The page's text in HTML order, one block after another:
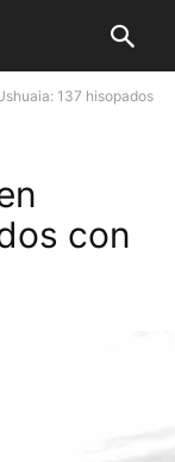
137 hisopados
con